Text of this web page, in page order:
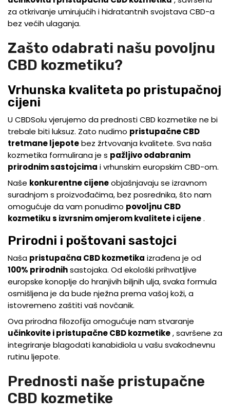
za otkrivanje umirujućih i hidratantnih svojstava CBD-a
bez većih ulaganja.
Zašto odabrati našu povoljnu
CBD kozmetiku?
Vrhunska kvaliteta po pristupačnoj
cijeni
U CBDSolu vjerujemo da prednosti CBD kozmetike ne bi
trebale biti luksuz. Zato nudimo pristupačne CBD
tretmane ljepotebez žrtvovanja kvalitete. Sva naša
kozmetika formulirana je s pažljivo odabranim
prirodnim sastojcima i vrhunskim europskim CBD-om.
Naše konkurentne cijeneobjašnjavaju se izravnom
suradnjom s proizvođačima, bez posrednika, što nam
omogućuje da vam ponudimo povoljnu CBD
kozmetiku s izvrsnim omjerom kvalitete i cijene.
Prirodni i poštovani sastojci
Naša pristupačna CBD kozmetika izrađena je od
100% prirodnihsastojaka. Od ekološki prihvatljive
europske konoplje do hranjivih biljnih ulja, svaka formula
osmišljena je da bude nježna prema vašoj koži, a
istovremeno zaštiti vaš novčanik.
Ova prirodna filozofija omogućuje nam stvaranje
učinkovite i pristupačne CBD kozmetike, savršene za
integriranje blagodati kanabidiola u vašu svakodnevnu
rutinu ljepote.
Prednosti naše pristupačne
CBD kozmetike